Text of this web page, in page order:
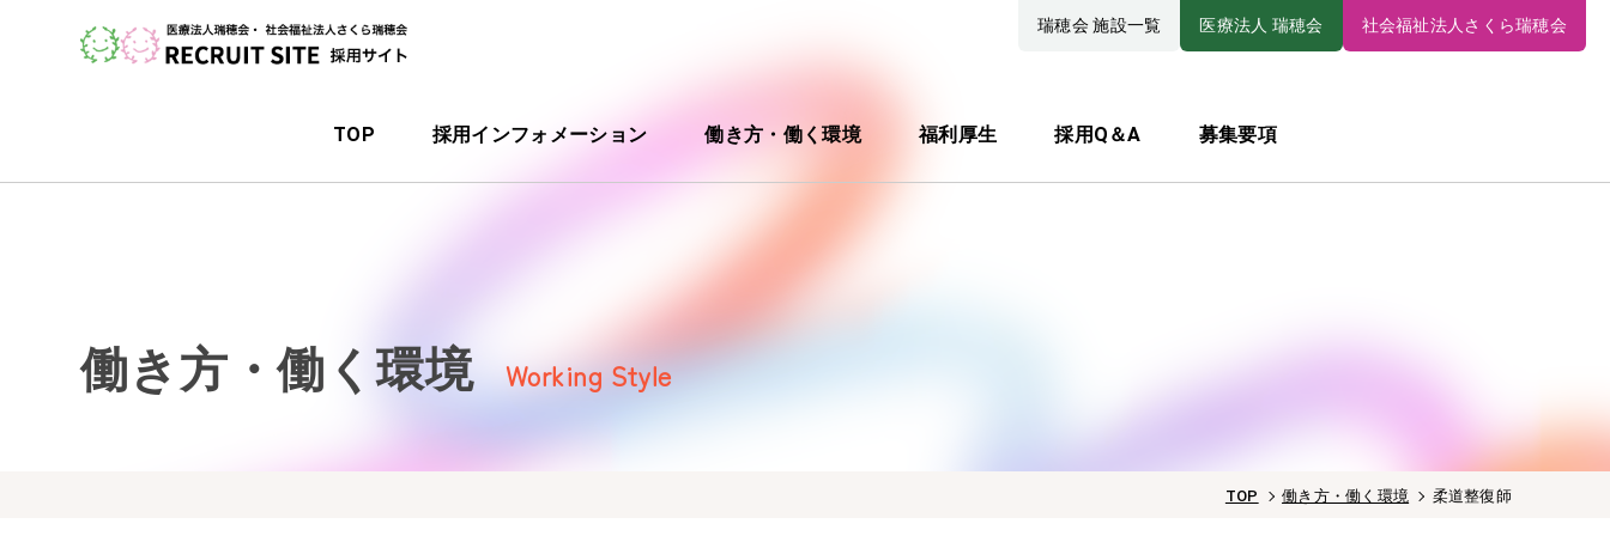
瑞穂会 施設一覧 医療法人 瑞穂会 社会福祉法人さくら瑞穂会
TOP 採用インフォメーション 働き方・働く環境 福利厚生 採用Q＆A 募集要項
働き方・働く環境 Working Style
TOP 働き方・働く環境 柔道整復師